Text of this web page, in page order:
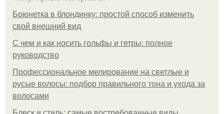
Брюнетка в блондинку: простой способ изменить
свой внешний вид
С чем и как носить гольфы и гетры: полное
руководство
Профессиональное мелирование на светлые и
русые волосы: подбор правильного тона и ухода за
волосами